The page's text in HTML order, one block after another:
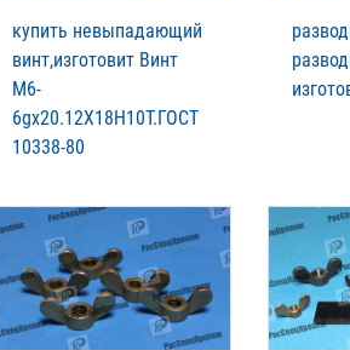
купить невыпадающий
винт,изготовит Винт
М6-
6gх20.12Х18Н10Т.ГОСТ
10338-80